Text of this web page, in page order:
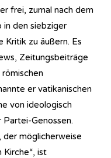
frei, zumal nach dem
in den siebziger
Kritik zu äußern. Es
Zeitungsbeiträge
er vatikanischen
von ideologisch
Genossen.
der möglicherweise
Kirche“, ist